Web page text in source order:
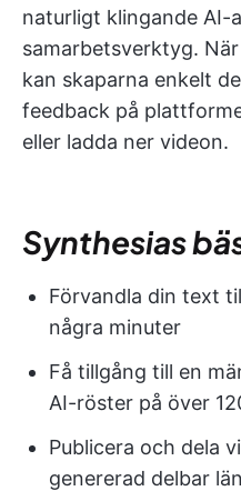
naturligt klingande AI-
samarbetsverktyg.
kan skaparna enkelt
feedback på
eller ladda ner videon.
Synthesias
Förvandla din text
några minuter
Få tillgång till en
AI-röster på över
Publicera och dela
genererad delbar